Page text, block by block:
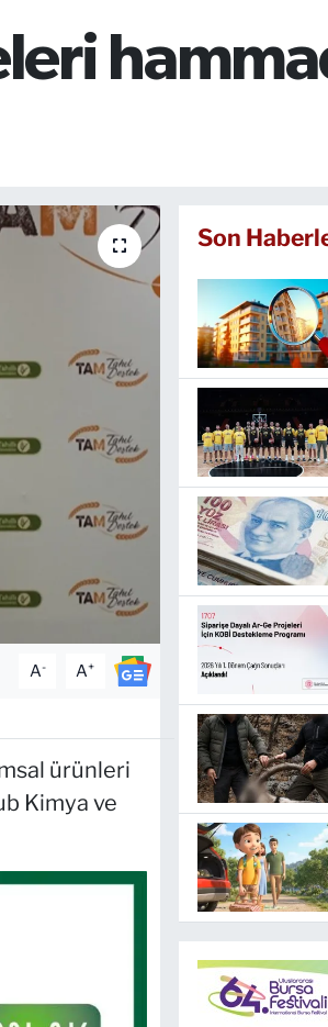
A- A+
ürünleri
Kimya ve
Son